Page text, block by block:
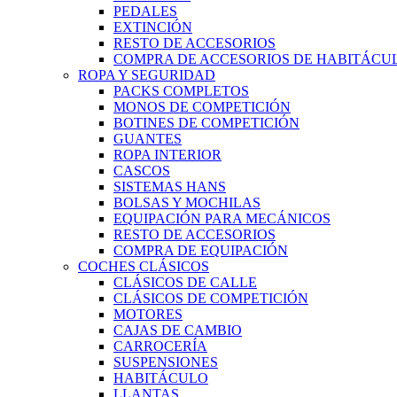
PEDALES
EXTINCIÓN
RESTO DE ACCESORIOS
COMPRA DE ACCESORIOS DE
ROPA Y SEGURIDAD
PACKS COMPLETOS
MONOS DE COMPETICIÓN
BOTINES DE COMPETICIÓN
GUANTES
ROPA INTERIOR
CASCOS
SISTEMAS HANS
BOLSAS Y MOCHILAS
EQUIPACIÓN PARA MECÁNICOS
RESTO DE ACCESORIOS
COMPRA DE EQUIPACIÓN
COCHES CLÁSICOS
CLÁSICOS DE CALLE
CLÁSICOS DE COMPETICIÓN
MOTORES
CAJAS DE CAMBIO
CARROCERÍA
SUSPENSIONES
HABITÁCULO
LLANTAS